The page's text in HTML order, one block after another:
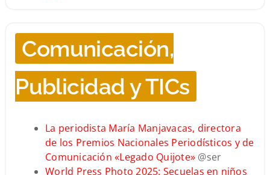
Comunicación,
Publicidad y TICs
La periodista María Manjavacas, directora
de los Premios Nacionales Periodísticos y de
Comunicación «Legado Quijote» @ser
World Press Photo 2025: Secuelas en niños